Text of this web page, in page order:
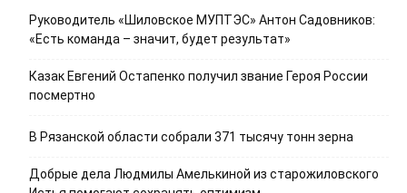
Руководитель «Шиловское МУПТЭС» Антон Садовников:
«Есть команда – значит, будет результат»
Казак Евгений Остапенко получил звание Героя России
посмертно
В Рязанской области собрали 371 тысячу тонн зерна
Добрые дела Людмилы Амелькиной из старожиловского